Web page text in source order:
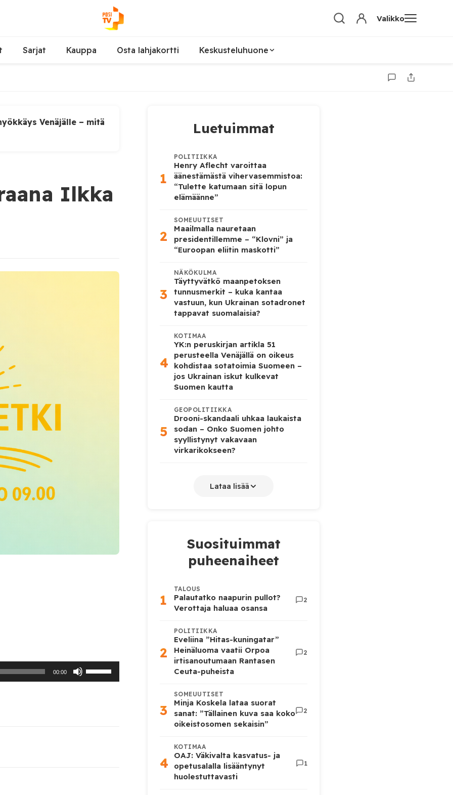
Valikko
Sarjat Kauppa Osta lahjakortti Keskusteluhuone
Venäjälle – mitä
Ilkka
00:00
Nuolinäppäimillä
ylös
Luetuimmat
1
POLITIIKKA
Henry Aflecht varoittaa
äänestämästä vihervasemmistoa:
“Tulette katumaan sitä lopun
elämäänne”
2
SOMEUUTISET
Maailmalla nauretaan
presidentillemme – “Klovni” ja
“Euroopan eliitin maskotti”
3
NÄKÖKULMA
Täyttyvätkö maanpetoksen
tunnusmerkit – kuka kantaa
vastuun, kun Ukrainan sotadronet
tappavat suomalaisia?
4
KOTIMAA
YK:n peruskirjan artikla 51
perusteella Venäjällä on oikeus
kohdistaa sotatoimia Suomeen –
jos Ukrainan iskut kulkevat
Suomen kautta
5
GEOPOLITIIKKA
Drooni-skandaali uhkaa laukaista
sodan – Onko Suomen johto
syyllistynyt vakavaan
virkarikokseen?
Lataa lisää
Suosituimmat
puheenaiheet
1
TALOUS
Palautatko naapurin pullot?
Verottaja haluaa osansa
2
2
POLITIIKKA
Eveliina ”Hitas-kuningatar”
Heinäluoma vaatii Orpoa
irtisanoutumaan Rantasen
Ceuta-puheista
2
3
SOMEUUTISET
Minja Koskela lataa suorat
sanat: ”Tällainen kuva saa koko
oikeistosomen sekaisin”
2
4
KOTIMAA
OAJ: Väkivalta kasvatus- ja
opetusalalla lisääntynyt
huolestuttavasti
1